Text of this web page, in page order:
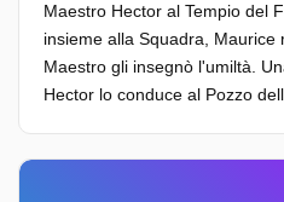
Maestro Hector al Tempio del
insieme alla Squadra, Maurice
Maestro gli insegnò l'umiltà.
Hector lo conduce al Pozzo